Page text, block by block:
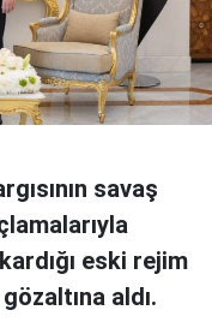
savaş
eski rejim
aldı.